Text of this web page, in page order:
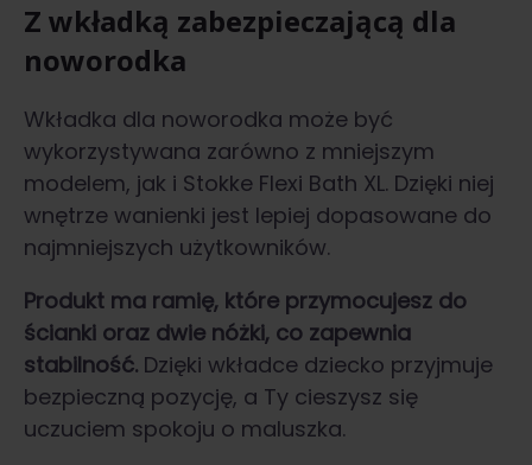
Z wkładką zabezpieczającą dla
noworodka
Wkładka dla noworodka może być
wykorzystywana zarówno z mniejszym
modelem, jak i Stokke Flexi Bath XL. Dzięki niej
wnętrze wanienki jest lepiej dopasowane do
najmniejszych użytkowników.
Produkt ma ramię, które przymocujesz do
ścianki oraz dwie nóżki, co zapewnia
stabilność. Dzięki wkładce dziecko przyjmuje
bezpieczną pozycję, a Ty cieszysz się
uczuciem spokoju o maluszka.